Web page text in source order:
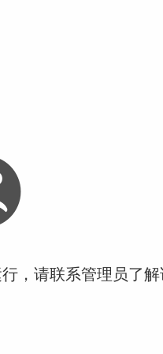
，请联系管理员了